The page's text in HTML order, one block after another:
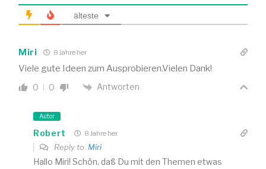
älteste
Miri 8 Jahre her
Viele gute Ideen zum Ausprobieren.Vielen Dank!
0 0 Antworten
Autor
Robert 8 Jahre her
Reply to Miri
Hallo Miri! Schön, daß Du mit den Themen etwas